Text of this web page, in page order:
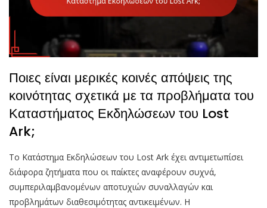
Ποιες είναι μερικές κοινές απόψεις της
κοινότητας σχετικά με τα προβλήματα του
Καταστήματος Εκδηλώσεων του Lost
Ark;
Το Κατάστημα Εκδηλώσεων του Lost Ark έχει αντιμετωπίσει
διάφορα ζητήματα που οι παίκτες αναφέρουν συχνά,
συμπεριλαμβανομένων αποτυχιών συναλλαγών και
προβλημάτων διαθεσιμότητας αντικειμένων. Η